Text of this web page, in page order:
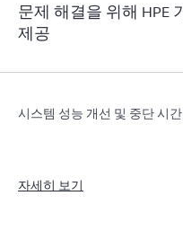
문제 해결을 위해 HPE
제공
시스템 성능 개선 및 중단 시
자세히 보기